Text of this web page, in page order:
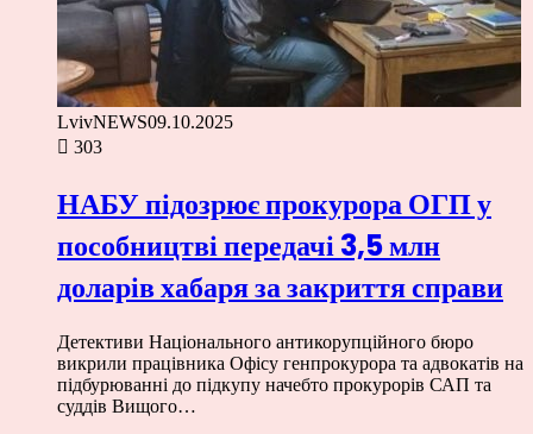
LvivNEWS09.10.2025
303
НАБУ підозрює прокурора ОГП у
пособництві передачі 3,5 млн
доларів хабаря за закриття справи
Детективи Національного антикорупційного бюро
викрили працівника Офісу генпрокурора та адвокатів на
підбурюванні до підкупу начебто прокурорів САП та
суддів Вищого…